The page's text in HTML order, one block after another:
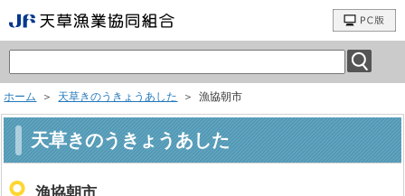
ホーム ＞ 天草きのうきょうあした ＞ 漁協朝市
天草きのうきょうあした
漁協朝市